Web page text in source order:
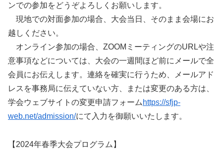
ンでの参加をどうぞよろしくお願いします。
現地での対面参加の場合、大会当日、そのまま会場にお
越しください。
オンライン参加の場合、ZOOMミーティングのURLや注
意事項などについては、大会の一週間ほど前にメールで全
会員にお伝えします。連絡を確実に行うため、メールアド
レスを事務局に伝えていない方、または変更のある方は、
学会ウェブサイトの変更申請フォーム https://sfjp-
web.net/admission/にて入力を御願いいたします。
【2024年春季大会プログラム】